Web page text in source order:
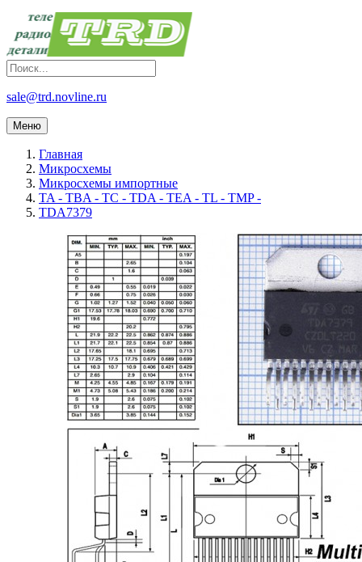
sale@trd.novline.ru
Меню
Главная
Микросхемы
Микросхемы импортные
TA - TBA - TC - TDA - TEA - TL - TMP -
TDA7379